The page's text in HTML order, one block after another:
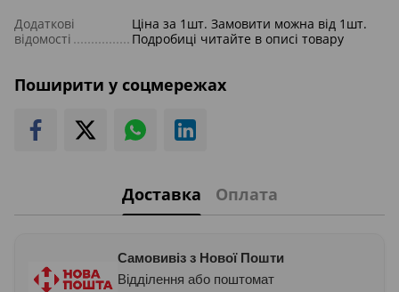
Додаткові
відомості
Ціна за 1шт. Замовити можна від 1шт.
Подробиці читайте в описі товару
Поширити у соцмережах
Доставка Оплата
Самовивіз з Нової Пошти
Відділення або поштомат